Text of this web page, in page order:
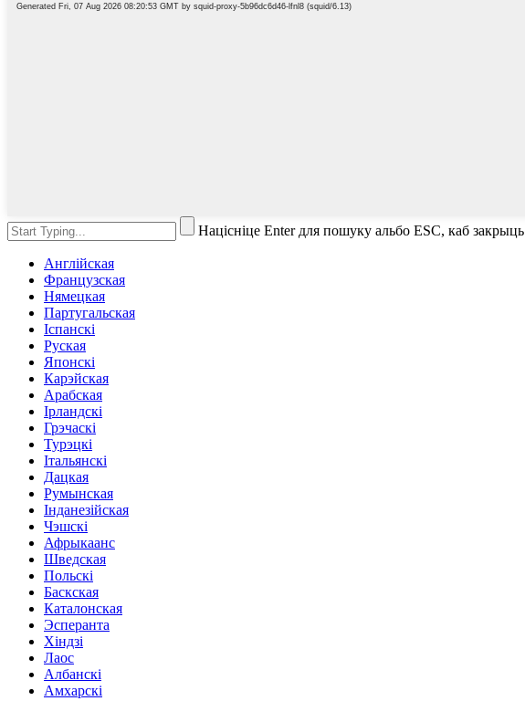
Націсніце Enter для пошуку альбо ESC, каб закрыць
Англійская
Французская
Нямецкая
Партугальская
Іспанскі
Руская
Японскі
Карэйская
Арабская
Ірландскі
Грэчаскі
Турэцкі
Італьянскі
Дацкая
Румынская
Інданезійская
Чэшскі
Афрыкаанс
Шведская
Польскі
Баскская
Каталонская
Эсперанта
Хіндзі
Лаос
Албанскі
Амхарскі